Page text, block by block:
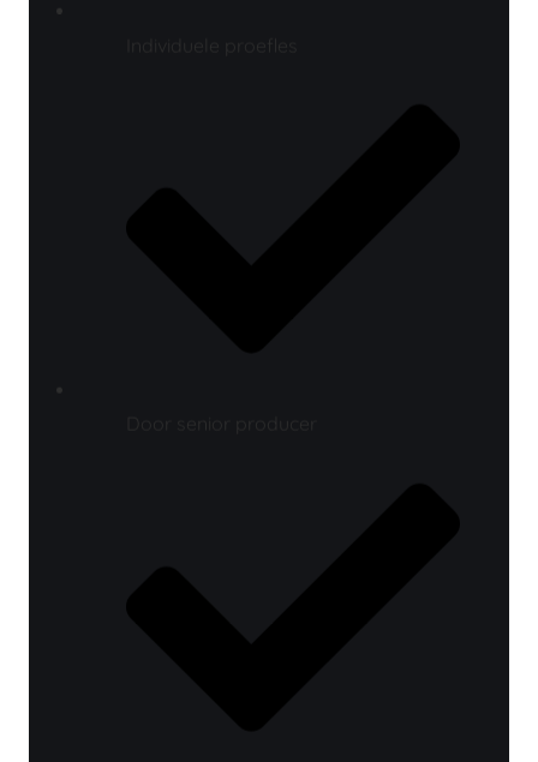
Door senior producer
Lesdag in overleg